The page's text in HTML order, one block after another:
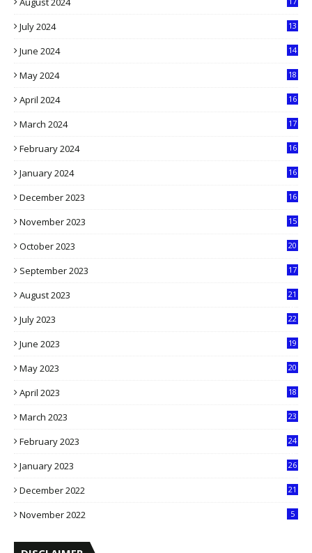
July 2024
13
June 2024
14
May 2024
18
April 2024
16
March 2024
17
February 2024
16
January 2024
16
December 2023
16
November 2023
15
October 2023
20
September 2023
17
August 2023
21
July 2023
22
June 2023
19
May 2023
20
April 2023
18
March 2023
23
February 2023
24
January 2023
26
December 2022
21
November 2022 5